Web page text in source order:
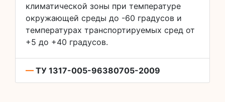
климатической зоны при температуре
окружающей среды до -60 градусов и
температурах транспортируемых сред от
+5 до +40 градусов.
— ТУ 1317-005-96380705-2009